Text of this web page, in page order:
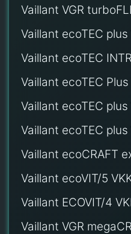
Vaillant VGR
Vaillant ecoTEC plus
Vaillant ecoTEC
Vaillant ecoTEC Plus
Vaillant ecoTEC plus
Vaillant ecoTEC plus
Vaillant ecoCRAFT
Vaillant ecoVIT/5
Vaillant ECOVIT/4
Vaillant VGR